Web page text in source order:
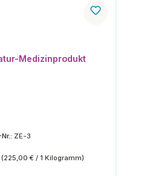
Medizinprodukt
ZE-3
(225,00 € / 1 Kilogramm)